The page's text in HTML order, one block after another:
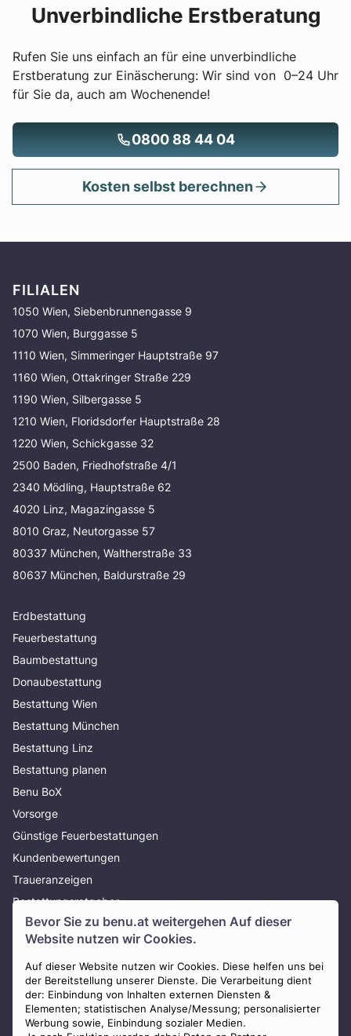
Bevor Sie zu benu.at weitergehen Auf dieser
Website nutzen wir Cookies.
Auf dieser Website nutzen wir Cookies. Diese helfen uns bei
der Bereitstellung unserer Dienste. Die Verarbeitung dient
der: Einbindung von Inhalten externen Diensten &
Elementen; statistischen Analyse/Messung; personalisierter
Werbung sowie, Einbindung sozialer Medien.
Unverbindliche Erstberatung
Rufen Sie uns einfach an für eine unverbindliche
Erstberatung zur Einäscherung: Wir sind von 0–24 Uhr
für Sie da, auch am Wochenende!
0800 88 44 04
Kosten selbst berechnen
FILIALEN
1050 Wien, Siebenbrunnengasse 9
1070 Wien, Burggasse 5
1110 Wien, Simmeringer Hauptstraße 97
1160 Wien, Ottakringer Straße 229
1190 Wien, Silbergasse 5
1210 Wien, Floridsdorfer Hauptstraße 28
1220 Wien, Schickgasse 32
2500 Baden, Friedhofstraße 4/1
2340 Mödling, Hauptstraße 62
4020 Linz, Magazingasse 5
8010 Graz, Neutorgasse 57
80337 München, Waltherstraße 33
80637 München, Baldurstraße 29
Erdbestattung
Feuerbestattung
Baumbestattung
Donaubestattung
Bestattung Wien
Bestattung München
Bestattung Linz
Bestattung planen
Benu BoX
Vorsorge
Günstige Feuerbestattungen
Kundenbewertungen
Traueranzeigen
Bestattungsratgeber
Über uns
Presse
AGB
Impressum
Datenschutz
Widerrufsbelehrung